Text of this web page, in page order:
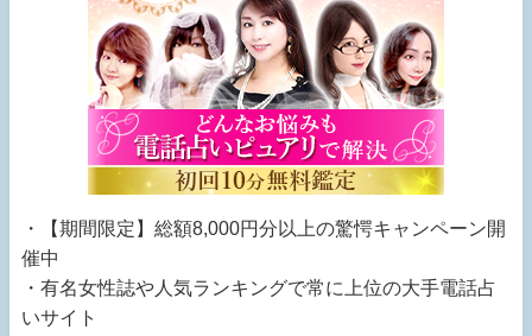
・【期間限定】総額8,000円分以上の驚愕キャンペーン開
催中
・有名女性誌や人気ランキングで常に上位の大手電話占
いサイト